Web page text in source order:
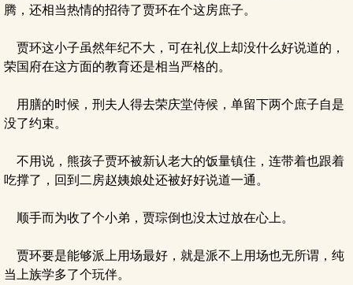
腾，还相当热情的招待了贾环在个这房庶子。
贾环这小子虽然年纪不大，可在礼仪上却没什么好说道的，
荣国府在这方面的教育还是相当严格的。
用膳的时候，刑夫人得去荣庆堂侍候，单留下两个庶子自是
没了约束。
不用说，熊孩子贾环被新认老大的饭量镇住，连带着也跟着
吃撑了，回到二房赵姨娘处还被好好说道一通。
顺手而为收了个小弟，贾琮倒也没太过放在心上。
贾环要是能够派上用场最好，就是派不上用场也无所谓，纯
当上族学多了个玩伴。